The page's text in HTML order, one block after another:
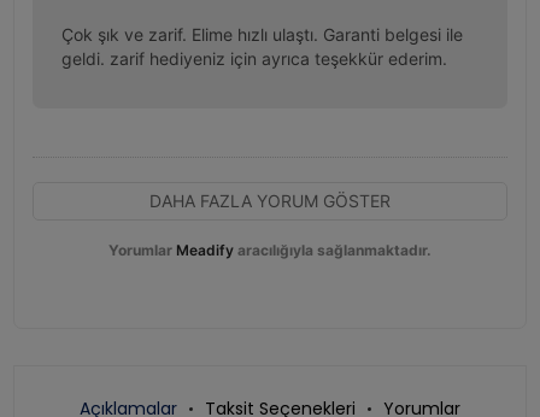
Çok şık ve zarif. Elime hızlı ulaştı. Garanti belgesi ile
geldi. zarif hediyeniz için ayrıca teşekkür ederim.
DAHA FAZLA YORUM GÖSTER
Yorumlar Meadify aracılığıyla sağlanmaktadır.
Açıklamalar Taksit Seçenekleri Yorumlar